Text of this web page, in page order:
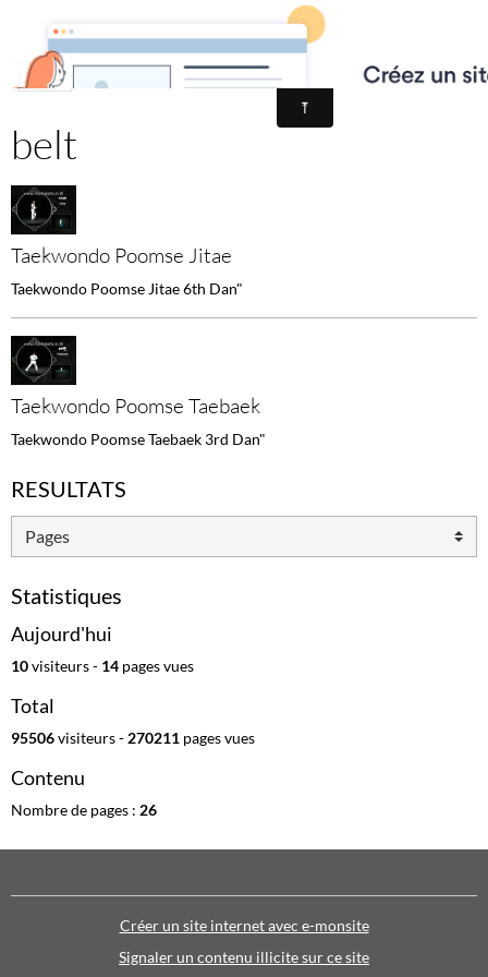
École de Taekwondo Montreuil -
belt
Taekwondo Poomse Jitae
Taekwondo Poomse Jitae 6th Dan"
Taekwondo Poomse Taebaek
Taekwondo Poomse Taebaek 3rd Dan"
RESULTATS
Statistiques
Aujourd'hui
10visiteurs - 14 pages vues
Total
95506visiteurs - 270211 pages vues
Contenu
Nombre de pages : 26
Créer un site internet avec e-monsite
Signaler un contenu illicite sur ce site